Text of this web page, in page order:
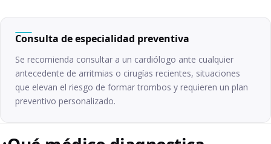
Consulta de especialidad preventiva
Se recomienda consultar a un cardiólogo ante cualquier
antecedente de arritmias o cirugías recientes, situaciones
que elevan el riesgo de formar trombos y requieren un plan
preventivo personalizado.